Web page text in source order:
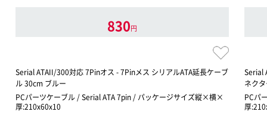
830円
Serial ATAII/300対応 7Pinオス - 7Pinメス シリアルATA延長ケーブ
ル 30cm ブルー
PCパーツケーブル / Serial ATA 7pin / パッケージサイズ縦×横×
厚:210x60x10
Serial
ネク
PCパ
厚